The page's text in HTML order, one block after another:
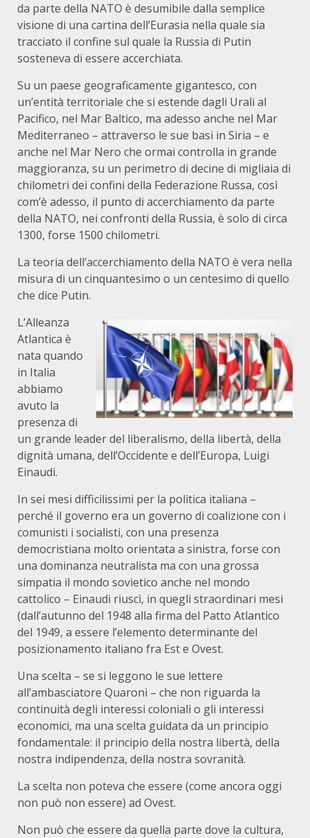
da parte della NATO è desumibile dalla semplice
visione di una cartina dell’Eurasia nella quale sia
tracciato il confine sul quale la Russia di Putin
sosteneva di essere accerchiata.
Su un paese geograficamente gigantesco, con
un’entità territoriale che si estende dagli Urali al
Pacifico, nel Mar Baltico, ma adesso anche nel Mar
Mediterraneo – attraverso le sue basi in Siria – e
anche nel Mar Nero che ormai controlla in grande
maggioranza, su un perimetro di decine di migliaia di
chilometri dei confini della Federazione Russa, così
com’è adesso, il punto di accerchiamento da parte
della NATO, nei confronti della Russia, è solo di circa
1300, forse 1500 chilometri.
La teoria dell’accerchiamento della NATO è vera nella
misura di un cinquantesimo o un centesimo di quello
che dice Putin.
L’Alleanza
Atlantica è
nata quando
in Italia
abbiamo
avuto la
presenza di
un grande leader del liberalismo, della libertà, della
dignità umana, dell’Occidente e dell’Europa, Luigi
Einaudi.
In sei mesi difficilissimi per la politica italiana –
perché il governo era un governo di coalizione con i
comunisti i socialisti, con una presenza
democristiana molto orientata a sinistra, forse con
una dominanza neutralista ma con una grossa
simpatia il mondo sovietico anche nel mondo
cattolico – Einaudi riuscì, in quegli straordinari mesi
(dall’autunno del 1948 alla firma del Patto Atlantico
del 1949, a essere l’elemento determinante del
posizionamento italiano fra Est e Ovest.
Una scelta – se si leggono le sue lettere
all’ambasciatore Quaroni – che non riguarda la
continuità degli interessi coloniali o gli interessi
economici, ma una scelta guidata da un principio
fondamentale: il principio della nostra libertà, della
nostra indipendenza, della nostra sovranità.
La scelta non poteva che essere (come ancora oggi
non può non essere) ad Ovest.
Non può che essere da quella parte dove la cultura,